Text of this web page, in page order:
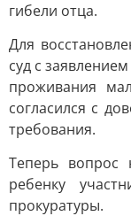
гибели отца.
Для
суд с
проживания
согласился с
требования.
Теперь вопрос
ребенку
прокуратуры.